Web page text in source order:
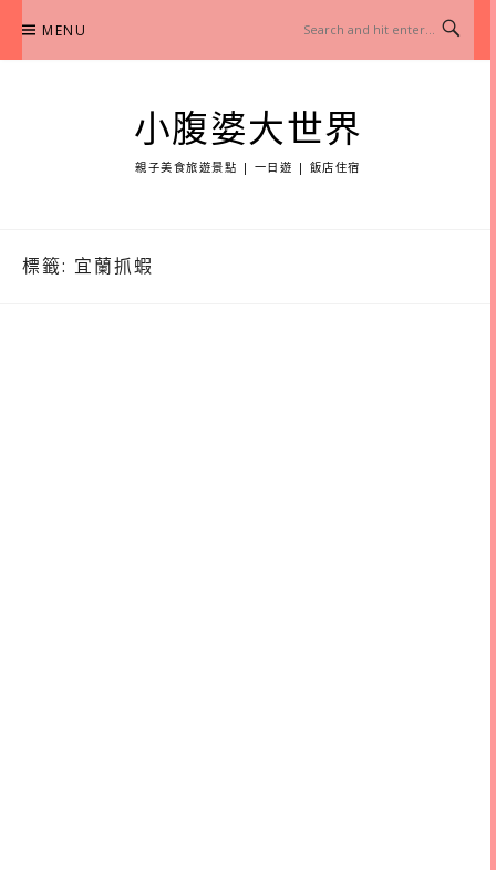
content
MENU
小腹婆大世界
親子美食旅遊景點 | 一日遊 | 飯店住宿
標籤: 宜蘭抓蝦